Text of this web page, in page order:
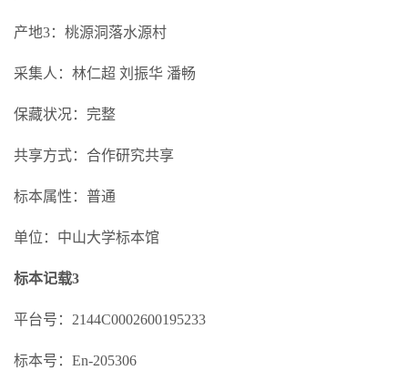
产地3：桃源洞落水源村
采集人：林仁超 刘振华 潘畅
保藏状况：完整
共享方式：合作研究共享
标本属性：普通
单位：中山大学标本馆
标本记载3
平台号：2144C0002600195233
标本号：En-205306